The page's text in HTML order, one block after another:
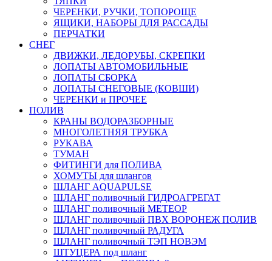
ЧЕРЕНКИ, РУЧКИ, ТОПОРОЩЕ
ЯЩИКИ, НАБОРЫ ДЛЯ РАССАДЫ
ПЕРЧАТКИ
СНЕГ
ДВИЖКИ, ЛЕДОРУБЫ, СКРЕПКИ
ЛОПАТЫ АВТОМОБИЛЬНЫЕ
ЛОПАТЫ СБОРКА
ЛОПАТЫ СНЕГОВЫЕ (КОВШИ)
ЧЕРЕНКИ и ПРОЧЕЕ
ПОЛИВ
КРАНЫ ВОДОРАЗБОРНЫЕ
МНОГОЛЕТНЯЯ ТРУБКА
РУКАВА
ТУМАН
ФИТИНГИ для ПОЛИВА
ХОМУТЫ для шлангов
ШЛАНГ AQUAPULSE
ШЛАНГ поливочный ГИДРОАГРЕГАТ
ШЛАНГ поливочный МЕТЕОР
ШЛАНГ поливочный ПВХ ВОРОНЕЖ ПОЛИВ
ШЛАНГ поливочный РАДУГА
ШЛАНГ поливочный ТЭП НОВЭМ
ШТУЦЕРА под шланг